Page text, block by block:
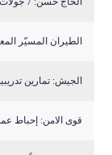
الطيران المسيّر
الجيش: تمارين
قوى الامن: إحباط